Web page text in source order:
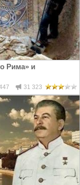
Рима» и
31 323